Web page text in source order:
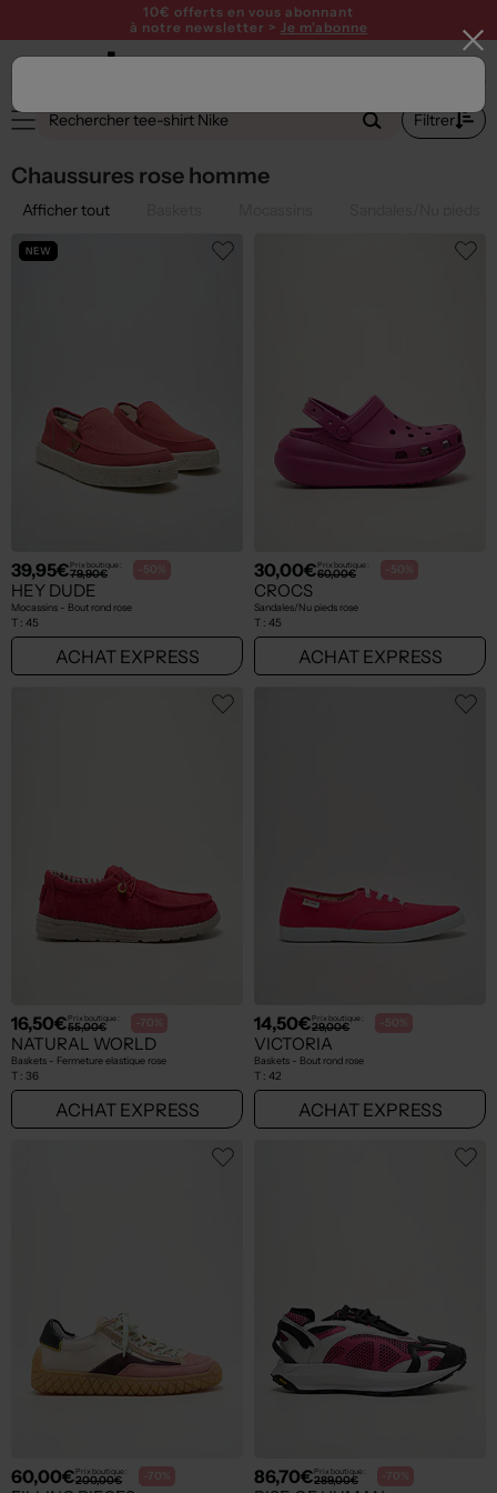
10€ offerts en vous abonnant
à notre newsletter > Je m'abonne
Filtrer
Chaussures rose homme
Afficher tout
NEW
39,95€Prix boutique :
79,90€ -50%
HEY DUDE
Mocassins - Bout rond rose
T : 45
ACHAT EXPRESS
30,00€Prix boutique :
60,00€ -50%
CROCS
Sandales/Nu pieds rose
T : 45
ACHAT EXPRESS
16,50€Prix boutique :
55,00€ -70%
NATURAL WORLD
Baskets - Fermeture elastique rose
T : 36
ACHAT EXPRESS
14,50€Prix boutique :
29,00€ -50%
VICTORIA
Baskets - Bout rond rose
T : 42
ACHAT EXPRESS
60,00€Prix boutique :
200,00€ -70% 86,70€Prix boutique :
289,00€ -70%